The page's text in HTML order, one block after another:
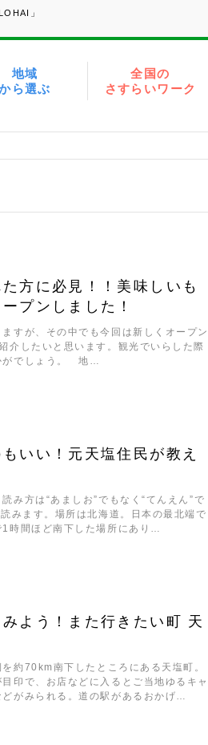
」
地域
ら選ぶ
全国の
さすらいワーク
方に必見！！美味しいも
プンしました！
すが、その中でも今回は新しくオープン
介したいと思います。観光でいらした際
がでしょう。 地…
いい！元天塩住民が教え
み方は“あましお”でもなく“てんえん”で
みます。場所は北海道。日本の最北端で
時間ほど南下した場所にあり…
よう！また行きたい町 天
約70km南下したところにある天塩町。
印で、お店などに入るとご当地ゆるキャ
がみられる。道の駅があるおかげ…